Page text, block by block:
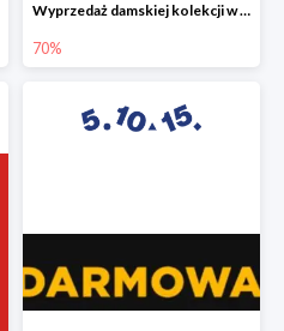
Wyprzedaż damskiej kolekcji w 5.10.15 - ubrania, obuwie i dodatki do -70%
70%